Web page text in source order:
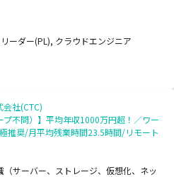
ーダー(PL), クラウドエンジニア
社(CTC)
プ不問）】平均年収1000万円超！／ワー
推奨/月平均残業時間23.5時間/リモート
（サーバー、ストレージ、仮想化、ネッ